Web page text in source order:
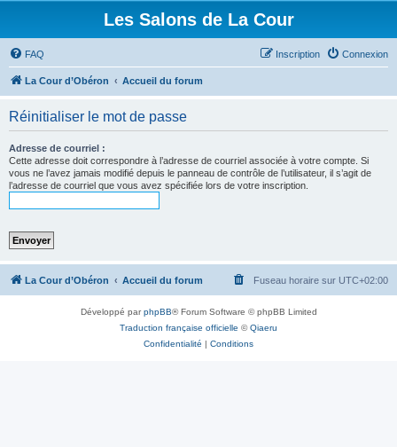
Les Salons de La Cour
FAQ Connexion
Inscription
La Cour d’Obéron Accueil du forum
Réinitialiser le mot de passe
Adresse de courriel :
Cette adresse doit correspondre à l’adresse de courriel associée à votre compte. Si
vous ne l’avez jamais modifié depuis le panneau de contrôle de l’utilisateur, il s’agit de
l’adresse de courriel que vous avez spécifiée lors de votre inscription.
La Cour d’Obéron Accueil du forum Fuseau horaire sur UTC+02:00
Développé parphpBB® Forum Software © phpBB Limited
Traduction française officielle ©Qiaeru
Confidentialité | Conditions